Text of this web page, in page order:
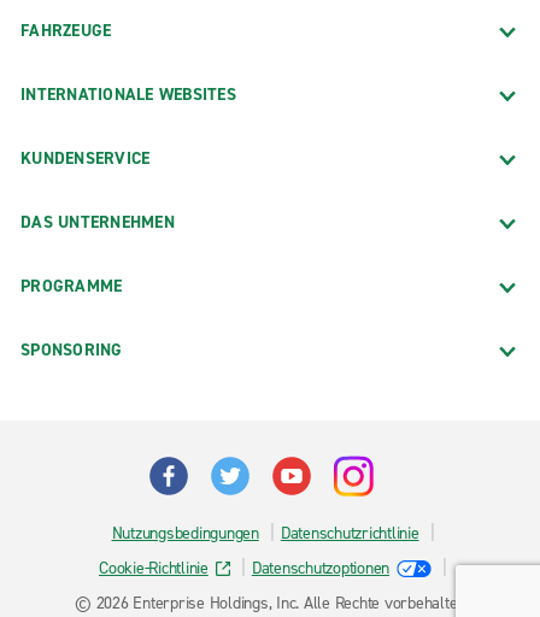
FAHRZEUGE
INTERNATIONALE WEBSITES
KUNDENSERVICE
DAS UNTERNEHMEN
PROGRAMME
SPONSORING
Nutzungsbedingungen
Datenschutzrichtlinie
Cookie-Richtlinie
Datenschutzoptionen
© 2026 Enterprise Holdings, Inc. Alle Rechte vorbehalten